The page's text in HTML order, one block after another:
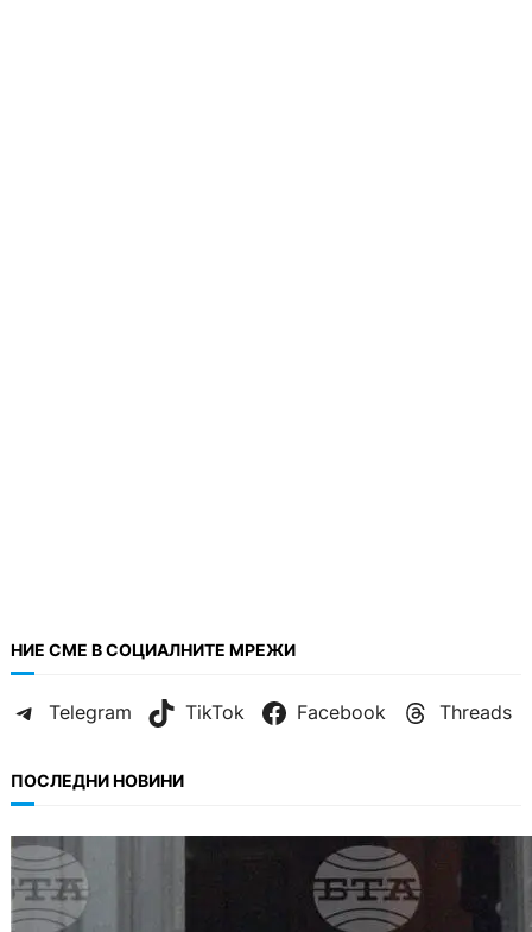
НИЕ СМЕ В СОЦИАЛНИТЕ МРЕЖИ
Telegram TikTok Facebook Threads
ПОСЛЕДНИ НОВИНИ
Варна отбелязва 147 години от създаването
на Военноморските сили.